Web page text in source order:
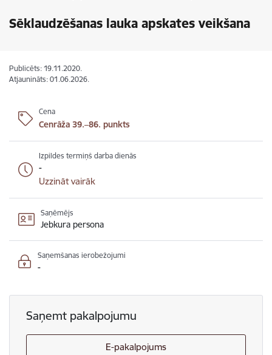
Sēklaudzēšanas lauka apskates veikšana
Publicēts: 19.11.2020.
Atjaunināts: 01.06.2026.
Cena
Cenrāža 39.–86. punkts
Izpildes termiņš darba dienās
-
Uzzināt vairāk
Saņēmējs
Jebkura persona
Saņemšanas ierobežojumi
-
Saņemt pakalpojumu
E-pakalpojums